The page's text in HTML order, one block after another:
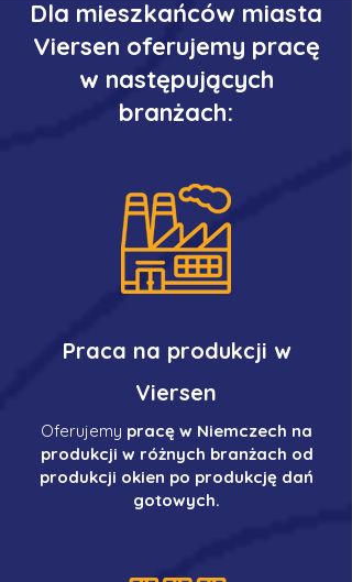
Dla mieszkańców miasta
Viersen oferujemy pracę
w następujących
branżach:
Praca na produkcji w
Viersen
Oferujemy pracę w Niemczech na
produkcji w różnych branżach od
produkcji okien po produkcję dań
gotowych.